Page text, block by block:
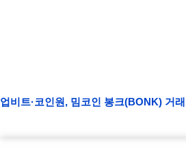
업비트·코인원, 밈코인 봉크(BONK) 거